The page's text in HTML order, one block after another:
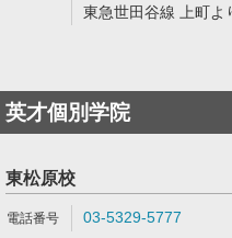
東急世田谷線 上町よ
英才個別学院
東松原校
03-5329-5777